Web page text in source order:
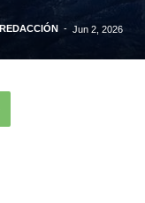
- Jun 2, 2026